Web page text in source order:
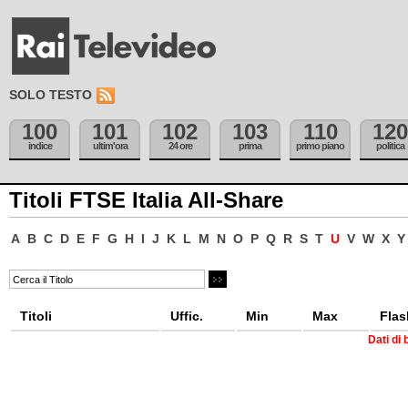
SOLO TESTO
100
indice
101
ultim'ora
102
24 ore
103
prima
110
primo piano
120
politica
Titoli FTSE Italia All-Share
A B C D E F G H I J K L M N O P Q R S T U V W X Y
Titoli Uffic. Min Max
Dati di